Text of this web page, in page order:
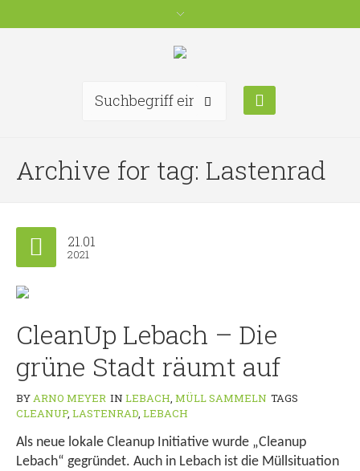
Archive for tag: Lastenrad
21.01
2021
CleanUp Lebach – Die
grüne Stadt räumt auf
BYARNO MEYER IN LEBACH, MÜLL SAMMELN TAGS
CLEANUP, LASTENRAD, LEBACH
Als neue lokale Cleanup Initiative wurde „Cleanup
Lebach“ gegründet. Auch in Lebach ist die Müllsituation